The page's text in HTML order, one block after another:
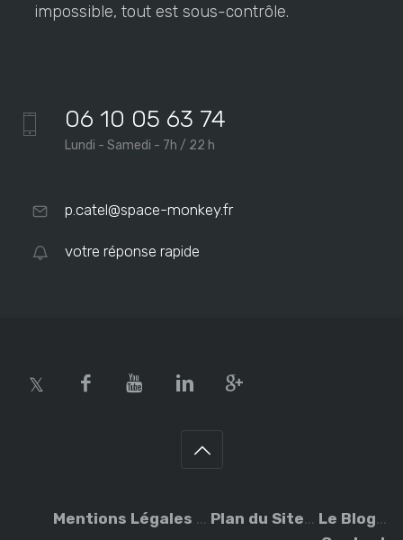
impossible, tout est sous-contrôle.
06 10 05 63 74
Lundi - Samedi - 7h / 22 h
p.catel@space-monkey.fr
votre réponse rapide
Mentions Légales ... Plan du Site... Le Blog...